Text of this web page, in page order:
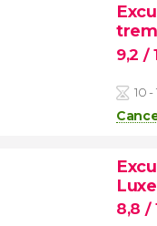
trem
9,2 /
10 -
8,8 /